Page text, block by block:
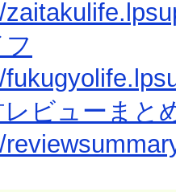
ビューまと